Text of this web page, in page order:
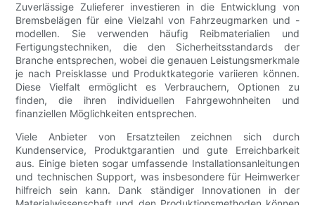
Zuverlässige Zulieferer investieren in die Entwicklung von
Bremsbelägen für eine Vielzahl von Fahrzeugmarken und -
modellen. Sie verwenden häufig Reibmaterialien und
Fertigungstechniken, die den Sicherheitsstandards der
Branche entsprechen, wobei die genauen Leistungsmerkmale
je nach Preisklasse und Produktkategorie variieren können.
Diese Vielfalt ermöglicht es Verbrauchern, Optionen zu
finden, die ihren individuellen Fahrgewohnheiten und
finanziellen Möglichkeiten entsprechen.
Viele Anbieter von Ersatzteilen zeichnen sich durch
Kundenservice, Produktgarantien und gute Erreichbarkeit
aus. Einige bieten sogar umfassende Installationsanleitungen
und technischen Support, was insbesondere für Heimwerker
hilfreich sein kann. Dank ständiger Innovationen in der